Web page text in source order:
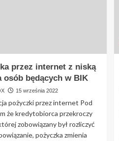
przez internet z niską
osób będących w BIK
15 września 2022
pożyczki przez internet Pod
że kredytobiorca przekroczy
zobowiązany był rozliczyć
pożyczka zmienia